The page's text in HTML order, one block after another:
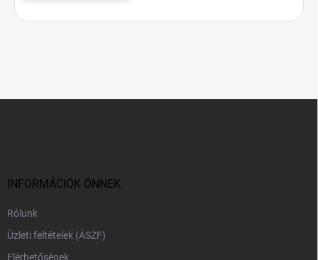
INFORMÁCIÓK ÖNNEK
Rólunk
Üzleti feltételek (ÁSZF)
Elérhetőségek